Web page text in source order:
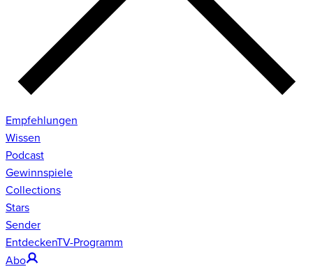
Empfehlungen
Wissen
Podcast
Gewinnspiele
Collections
Stars
Sender
EntdeckenTV-Programm
Abo